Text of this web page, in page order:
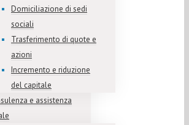
Domiciliazione di sedi
sociali
Trasferimento di quote e
azioni
Incremento e riduzione
del capitale
e assistenza